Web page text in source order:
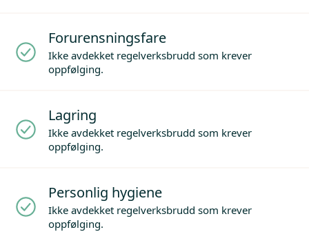
Forurensningsfare
Ikke avdekket regelverksbrudd som krever
oppfølging.
Lagring
Ikke avdekket regelverksbrudd som krever
oppfølging.
Personlig hygiene
Ikke avdekket regelverksbrudd som krever
oppfølging.